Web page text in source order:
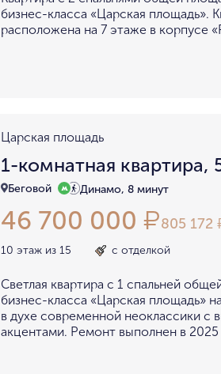
бизнес-класса «Царская площадь».
расположена на 7 этаже в корпусе
Царская площадь
1-комнатная квартира,
Беговой Динамо, 8 минут
46 700 000 ₽805 172
10 этаж из 15 с отделкой
Светлая квартира с 1 спальней
бизнес-класса «Царская площадь»
в духе современной неоклассики с
акцентами. Ремонт выполнен в 2025